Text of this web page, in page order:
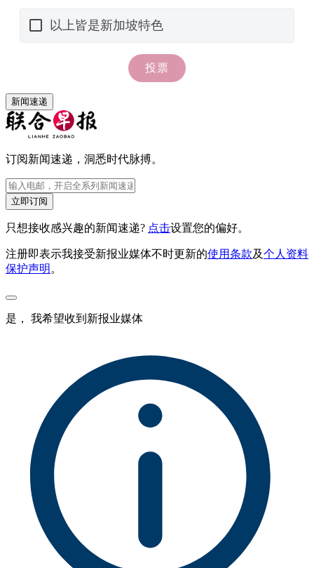
新闻速递
订阅新闻速递，洞悉时代脉搏。
立即订阅
只想接收感兴趣的新闻速递? 点击设置您的偏好。
注册即表示我接受新报业媒体不时更新的使用条款及个人资料
保护声明 。
是， 我希望收到新报业媒体